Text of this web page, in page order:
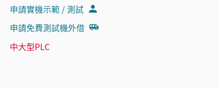
申請實機示範 / 測試
申請免費測試機外借
中大型PLC